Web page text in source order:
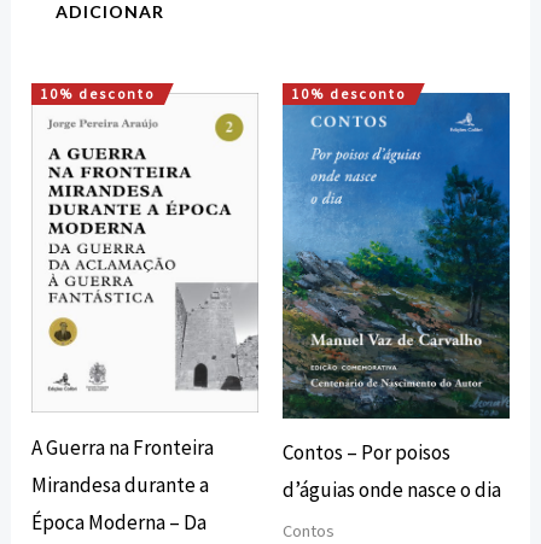
ADICIONAR
10% desconto
A Guerra na Fronteira
Mirandesa durante a
Época Moderna – Da
O
preço
original
era:
20,00 €.
O
preço
é:
18,00 €.
10% desconto
Contos – Por poisos
d’águias onde nasce o dia
Contos
O
preço
original
era:
14,00 €.
O
atual
12,60 €.